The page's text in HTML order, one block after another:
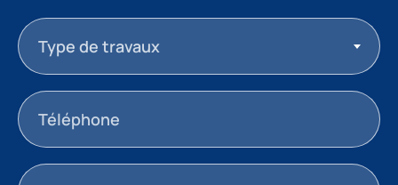
Type de travaux